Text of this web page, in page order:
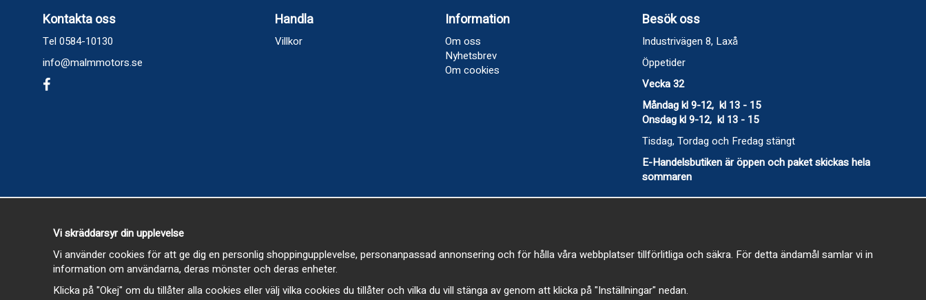
Kontakta oss
Tel 0584-10130
info@malmmotors.se
Handla
Villkor
Information
Om oss
Nyhetsbrev
Om cookies
Besök oss
Industrivägen 8, Laxå
Öppetider
Vecka 32
Måndag kl 9-12, kl 13 - 15
Onsdag kl 9-12, kl 13 - 15
Tisdag, Tordag och Fredag stängt
E-Handelsbutiken är öppen och paket skickas hela
sommaren
Vi skräddarsyr din upplevelse
Vi använder cookies för att ge dig en personlig shoppingupplevelse, personanpassad annonsering och för hålla våra webbplatser tillförlitliga och säkra. För detta ändamål samlar vi in
information om användarna, deras mönster och deras enheter.
Klicka på "Okej" om du tillåter alla cookies eller välj vilka cookies du tillåter och vilka du vill stänga av genom att klicka på "Inställningar" nedan.